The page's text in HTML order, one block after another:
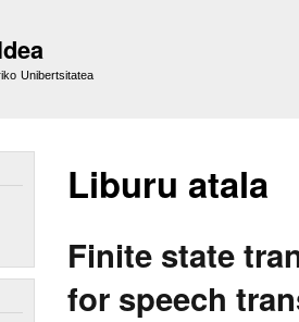
Unibertsitatea
Liburu atala
Finite state
for speech